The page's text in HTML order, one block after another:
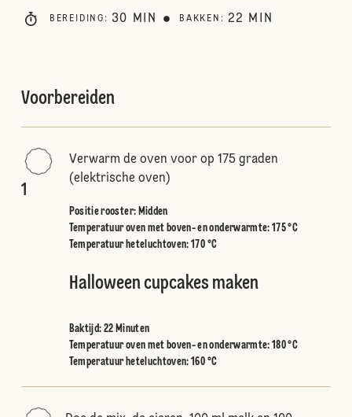
BEREIDING : 30 MIN BAKKEN : 22 MIN
Voorbereiden
1
Verwarm de oven voor op 175 graden
(elektrische oven)
Positie rooster: Midden
Temperatuur oven met boven- en onderwarmte: 175 °C
Temperatuur heteluchtoven: 170 °C
Halloween cupcakes maken
Baktijd: 22 Minuten
Temperatuur oven met boven- en onderwarmte: 180 °C
Temperatuur heteluchtoven: 160 °C